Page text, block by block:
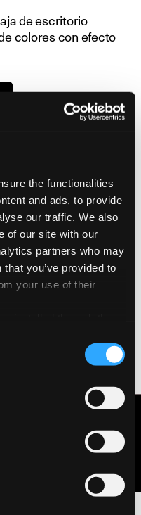
the functionalities
and ads, to provide
our traffic. We also
of our site with our
partners who may
you’ve provided to
your use of their
medioambientales
de escritorio
colores con efecto
Contáctanos